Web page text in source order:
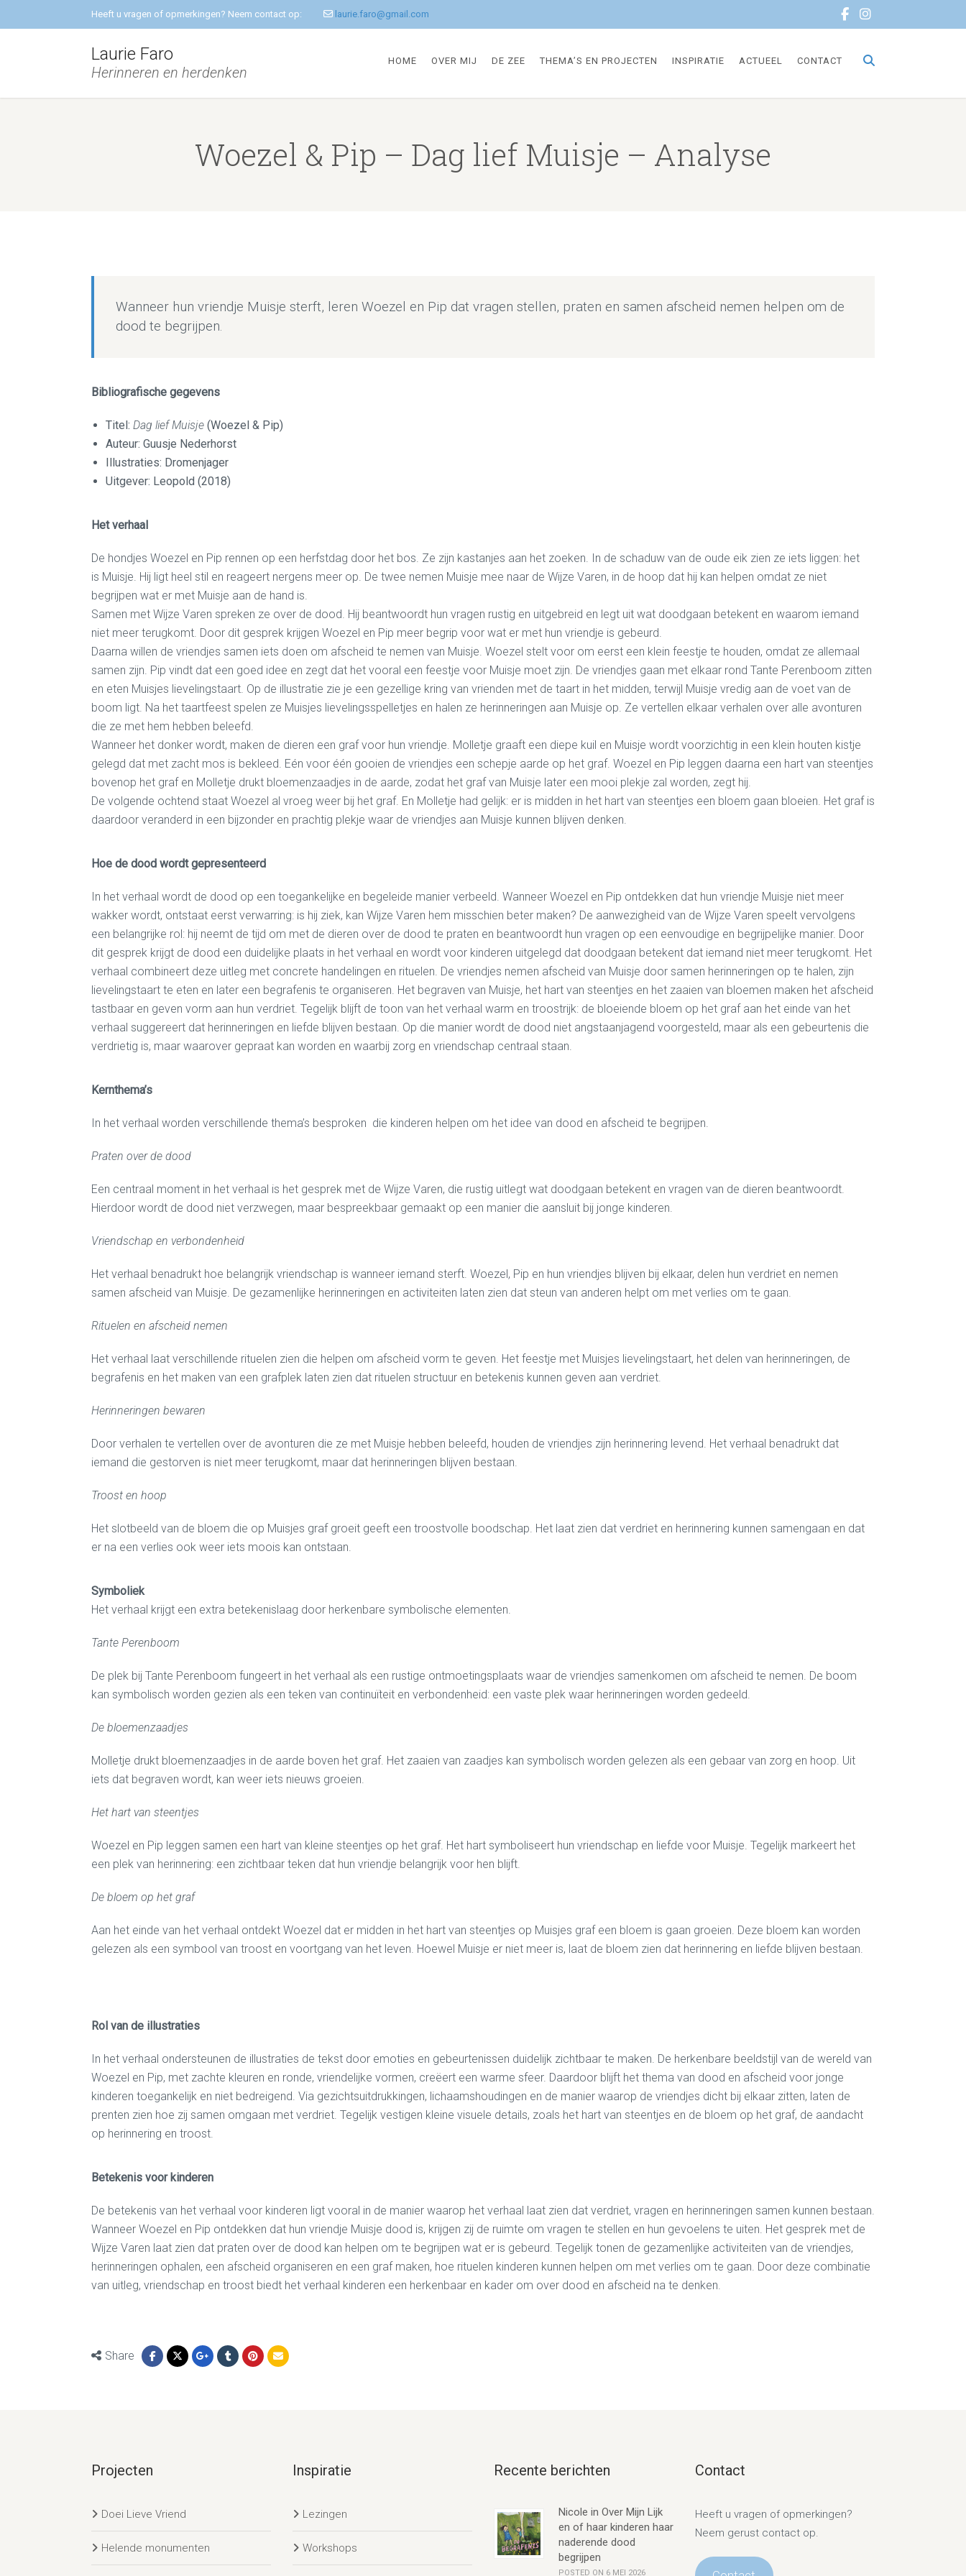
Heeft u vragen of opmerkingen? Neem contact op: laurie.faro@gmail.com
Laurie Faro
Herinneren en herdenken
HOME OVER MIJ DE ZEE THEMA’S EN PROJECTEN INSPIRATIE ACTUEEL CONTACT
Woezel & Pip – Dag lief Muisje – Analyse
Wanneer hun vriendje Muisje sterft, leren Woezel en Pip dat vragen stellen, praten en samen afscheid nemen helpen om de
dood te begrijpen.
Bibliografische gegevens
Titel: Dag lief Muisje (Woezel & Pip)
Auteur: Guusje Nederhorst
Illustraties: Dromenjager
Uitgever: Leopold (2018)
Het verhaal
De hondjes Woezel en Pip rennen op een herfstdag door het bos. Ze zijn kastanjes aan het zoeken. In de schaduw van de oude eik zien ze iets liggen: het
is Muisje. Hij ligt heel stil en reageert nergens meer op. De twee nemen Muisje mee naar de Wijze Varen, in de hoop dat hij kan helpen omdat ze niet
begrijpen wat er met Muisje aan de hand is.
Samen met Wijze Varen spreken ze over de dood. Hij beantwoordt hun vragen rustig en uitgebreid en legt uit wat doodgaan betekent en waarom iemand
niet meer terugkomt. Door dit gesprek krijgen Woezel en Pip meer begrip voor wat er met hun vriendje is gebeurd.
Daarna willen de vriendjes samen iets doen om afscheid te nemen van Muisje. Woezel stelt voor om eerst een klein feestje te houden, omdat ze allemaal
samen zijn. Pip vindt dat een goed idee en zegt dat het vooral een feestje voor Muisje moet zijn. De vriendjes gaan met elkaar rond Tante Perenboom zitten
en eten Muisjes lievelingstaart. Op de illustratie zie je een gezellige kring van vrienden met de taart in het midden, terwijl Muisje vredig aan de voet van de
boom ligt. Na het taartfeest spelen ze Muisjes lievelingsspelletjes en halen ze herinneringen aan Muisje op. Ze vertellen elkaar verhalen over alle avonturen
die ze met hem hebben beleefd.
Wanneer het donker wordt, maken de dieren een graf voor hun vriendje. Molletje graaft een diepe kuil en Muisje wordt voorzichtig in een klein houten kistje
gelegd dat met zacht mos is bekleed. Eén voor één gooien de vriendjes een schepje aarde op het graf. Woezel en Pip leggen daarna een hart van steentjes
bovenop het graf en Molletje drukt bloemenzaadjes in de aarde, zodat het graf van Muisje later een mooi plekje zal worden, zegt hij.
De volgende ochtend staat Woezel al vroeg weer bij het graf. En Molletje had gelijk: er is midden in het hart van steentjes een bloem gaan bloeien. Het graf is
daardoor veranderd in een bijzonder en prachtig plekje waar de vriendjes aan Muisje kunnen blijven denken.
Hoe de dood wordt gepresenteerd
In het verhaal wordt de dood op een toegankelijke en begeleide manier verbeeld. Wanneer Woezel en Pip ontdekken dat hun vriendje Muisje niet meer
wakker wordt, ontstaat eerst verwarring: is hij ziek, kan Wijze Varen hem misschien beter maken? De aanwezigheid van de Wijze Varen speelt vervolgens
een belangrijke rol: hij neemt de tijd om met de dieren over de dood te praten en beantwoordt hun vragen op een eenvoudige en begrijpelijke manier. Door
dit gesprek krijgt de dood een duidelijke plaats in het verhaal en wordt voor kinderen uitgelegd dat doodgaan betekent dat iemand niet meer terugkomt. Het
verhaal combineert deze uitleg met concrete handelingen en rituelen. De vriendjes nemen afscheid van Muisje door samen herinneringen op te halen, zijn
lievelingstaart te eten en later een begrafenis te organiseren. Het begraven van Muisje, het hart van steentjes en het zaaien van bloemen maken het afscheid
tastbaar en geven vorm aan hun verdriet. Tegelijk blijft de toon van het verhaal warm en troostrijk: de bloeiende bloem op het graf aan het einde van het
verhaal suggereert dat herinneringen en liefde blijven bestaan. Op die manier wordt de dood niet angstaanjagend voorgesteld, maar als een gebeurtenis die
verdrietig is, maar waarover gepraat kan worden en waarbij zorg en vriendschap centraal staan.
Kernthema’s
In het verhaal worden verschillende thema’s besproken die kinderen helpen om het idee van dood en afscheid te begrijpen.
Praten over de dood
Een centraal moment in het verhaal is het gesprek met de Wijze Varen, die rustig uitlegt wat doodgaan betekent en vragen van de dieren beantwoordt.
Hierdoor wordt de dood niet verzwegen, maar bespreekbaar gemaakt op een manier die aansluit bij jonge kinderen.
Vriendschap en verbondenheid
Het verhaal benadrukt hoe belangrijk vriendschap is wanneer iemand sterft. Woezel, Pip en hun vriendjes blijven bij elkaar, delen hun verdriet en nemen
samen afscheid van Muisje. De gezamenlijke herinneringen en activiteiten laten zien dat steun van anderen helpt om met verlies om te gaan.
Rituelen en afscheid nemen
Het verhaal laat verschillende rituelen zien die helpen om afscheid vorm te geven. Het feestje met Muisjes lievelingstaart, het delen van herinneringen, de
begrafenis en het maken van een grafplek laten zien dat rituelen structuur en betekenis kunnen geven aan verdriet.
Herinneringen bewaren
Door verhalen te vertellen over de avonturen die ze met Muisje hebben beleefd, houden de vriendjes zijn herinnering levend. Het verhaal benadrukt dat
iemand die gestorven is niet meer terugkomt, maar dat herinneringen blijven bestaan.
Troost en hoop
Het slotbeeld van de bloem die op Muisjes graf groeit geeft een troostvolle boodschap. Het laat zien dat verdriet en herinnering kunnen samengaan en dat
er na een verlies ook weer iets moois kan ontstaan.
Symboliek
Het verhaal krijgt een extra betekenislaag door herkenbare symbolische elementen.
Tante Perenboom
De plek bij Tante Perenboom fungeert in het verhaal als een rustige ontmoetingsplaats waar de vriendjes samenkomen om afscheid te nemen. De boom
kan symbolisch worden gezien als een teken van continuïteit en verbondenheid: een vaste plek waar herinneringen worden gedeeld.
De bloemenzaadjes
Molletje drukt bloemenzaadjes in de aarde boven het graf. Het zaaien van zaadjes kan symbolisch worden gelezen als een gebaar van zorg en hoop. Uit
iets dat begraven wordt, kan weer iets nieuws groeien.
Het hart van steentjes
Woezel en Pip leggen samen een hart van kleine steentjes op het graf. Het hart symboliseert hun vriendschap en liefde voor Muisje. Tegelijk markeert het
een plek van herinnering: een zichtbaar teken dat hun vriendje belangrijk voor hen blijft.
De bloem op het graf
Aan het einde van het verhaal ontdekt Woezel dat er midden in het hart van steentjes op Muisjes graf een bloem is gaan groeien. Deze bloem kan worden
gelezen als een symbool van troost en voortgang van het leven. Hoewel Muisje er niet meer is, laat de bloem zien dat herinnering en liefde blijven bestaan.
Rol van de illustraties
In het verhaal ondersteunen de illustraties de tekst door emoties en gebeurtenissen duidelijk zichtbaar te maken. De herkenbare beeldstijl van de wereld van
Woezel en Pip, met zachte kleuren en ronde, vriendelijke vormen, creëert een warme sfeer. Daardoor blijft het thema van dood en afscheid voor jonge
kinderen toegankelijk en niet bedreigend. Via gezichtsuitdrukkingen, lichaamshoudingen en de manier waarop de vriendjes dicht bij elkaar zitten, laten de
prenten zien hoe zij samen omgaan met verdriet. Tegelijk vestigen kleine visuele details, zoals het hart van steentjes en de bloem op het graf, de aandacht
op herinnering en troost.
Betekenis voor kinderen
De betekenis van het verhaal voor kinderen ligt vooral in de manier waarop het verhaal laat zien dat verdriet, vragen en herinneringen samen kunnen bestaan.
Wanneer Woezel en Pip ontdekken dat hun vriendje Muisje dood is, krijgen zij de ruimte om vragen te stellen en hun gevoelens te uiten. Het gesprek met de
Wijze Varen laat zien dat praten over de dood kan helpen om te begrijpen wat er is gebeurd. Tegelijk tonen de gezamenlijke activiteiten van de vriendjes,
herinneringen ophalen, een afscheid organiseren en een graf maken, hoe rituelen kinderen kunnen helpen om met verlies om te gaan. Door deze combinatie
van uitleg, vriendschap en troost biedt het verhaal kinderen een herkenbaar en kader om over dood en afscheid na te denken.
Share
Projecten
Doei Lieve Vriend
Helende monumenten
Inspiratie
Lezingen
Workshops
Recente berichten
Nicole in Over Mijn Lijk
en of haar kinderen haar
naderende dood
begrijpen
POSTED ON 6 MEI 2026
Contact
Heeft u vragen of opmerkingen?
Neem gerust contact op.